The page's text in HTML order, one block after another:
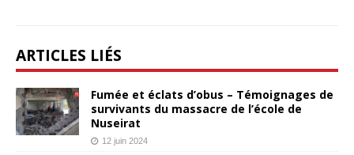
ARTICLES LIÉS
Fumée et éclats d’obus – Témoignages de
survivants du massacre de l’école de
Nuseirat
12 juin 2024